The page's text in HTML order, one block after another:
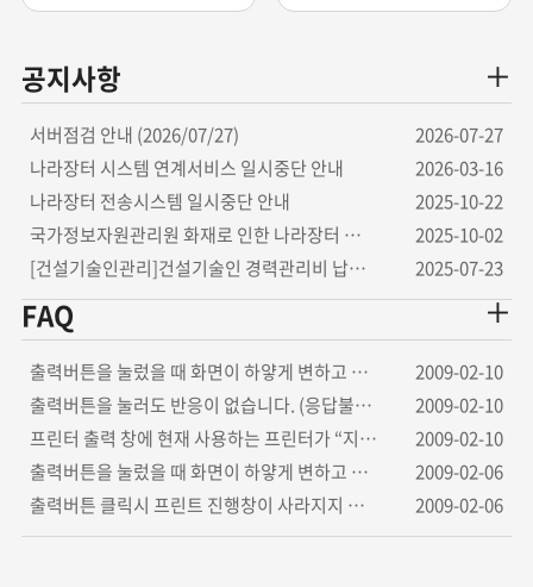
공지사항
서버점검 안내 (2026/07/27)
2026-07-27
나라장터 시스템 연계서비스 일시중단 안내
2026-03-16
나라장터 전송시스템 일시중단 안내
2025-10-22
국가정보자원관리원 화재로 인한 나라장터 연계 시스템 중단 안내
2025-10-02
[건설기술인관리]건설기술인 경력관리비 납부 안내
2025-07-23
FAQ
출력버튼을 눌렀을 때 화면이 하얗게 변하고 응답없음 상태가 됩니다.-(2)
2009-02-10
출력버튼을 눌러도 반응이 없습니다. (응답불가로 바뀝니다)
2009-02-10
프린터 출력 창에 현재 사용하는 프린터가 “지원불가”라고 나옵니다.
2009-02-10
출력버튼을 눌렀을 때 화면이 하얗게 변하고 응답없음 상태가 됩니다-(1)
2009-02-06
출력버튼 클릭시 프린트 진행창이 사라지지 않고 “출력 중입니다” 에서 진행이 멈춰 있습니다.
2009-02-06